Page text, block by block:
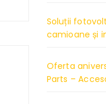
Soluții
camioane și
Oferta
Parts –